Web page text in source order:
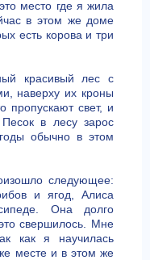
место где я жила
в этом же доме
есть корова и три
красивый лес с
наверху их кроны
пропускают свет, и
Песок в лесу зарос
обычно в этом
следующее:
и ягод, Алиса
Она долго
свершилось. Мне
как я научилась
месте и в этом же